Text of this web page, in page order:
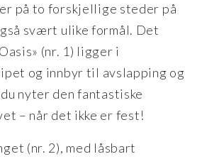
på to forskjellige steder på
svært ulike formål. Det
(nr. 1) ligger i
og innbyr til avslapping og
nyter den fantastiske
– når det ikke er fest!
(nr. 2), med låsbart